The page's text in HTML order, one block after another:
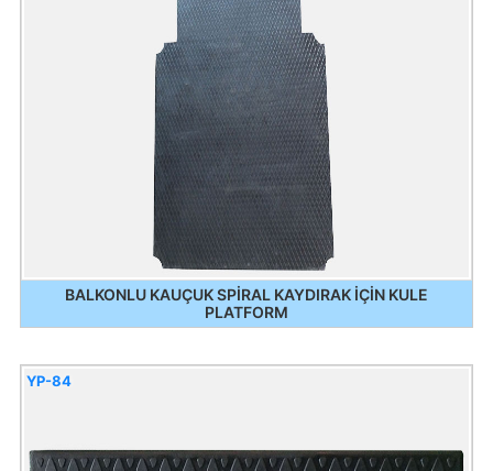
BALKONLU KAUÇUK SPİRAL KAYDIRAK İÇİN KULE
PLATFORM
YP-84